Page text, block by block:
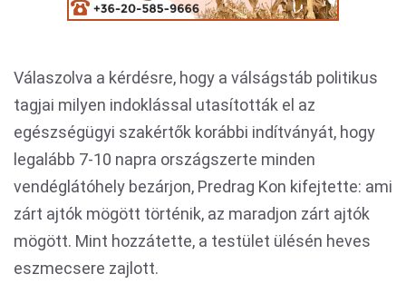
Válaszolva a kérdésre, hogy a válságstáb politikus
tagjai milyen indoklással utasították el az
egészségügyi szakértők korábbi indítványát, hogy
legalább 7-10 napra országszerte minden
vendéglátóhely bezárjon, Predrag Kon kifejtette: ami
zárt ajtók mögött történik, az maradjon zárt ajtók
mögött. Mint hozzátette, a testület ülésén heves
eszmecsere zajlott.